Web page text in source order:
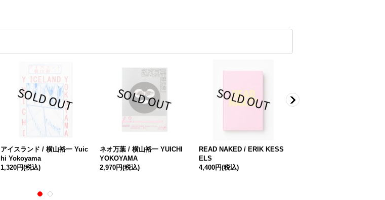
アイスランド / 横山裕一 Yuic
hi Yokoyama
1,320円(税込)
ネオ万葉 / 横山裕一 YUICHI
YOKOYAMA
2,970円(税込)
READ NAKED / ERIK KESS
ELS
4,400円(税込)